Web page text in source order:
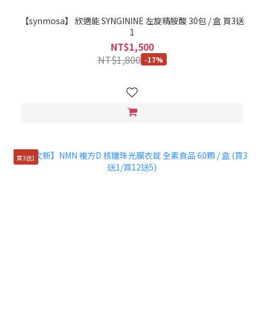
【synmosa】 欣適能 SYNGININE 左旋精胺酸 30包 / 盒 買3送
1
NT$1,500
NT$1,800 -17%
買3送1